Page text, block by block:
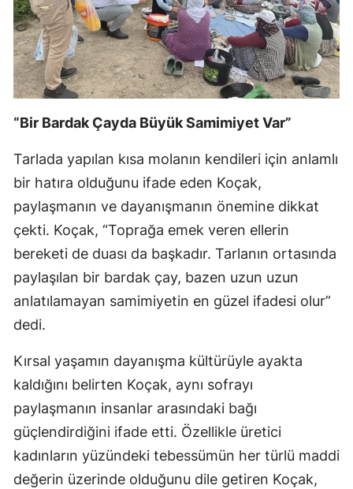
“Bir Bardak Çayda Büyük Samimiyet Var”
Tarlada yapılan kısa molanın kendileri için anlamlı
bir hatıra olduğunu ifade eden Koçak,
paylaşmanın ve dayanışmanın önemine dikkat
çekti. Koçak, “Toprağa emek veren ellerin
bereketi de duası da başkadır. Tarlanın ortasında
paylaşılan bir bardak çay, bazen uzun uzun
anlatılamayan samimiyetin en güzel ifadesi olur”
dedi.
Kırsal yaşamın dayanışma kültürüyle ayakta
kaldığını belirten Koçak, aynı sofrayı
paylaşmanın insanlar arasındaki bağı
güçlendirdiğini ifade etti. Özellikle üretici
kadınların yüzündeki tebessümün her türlü maddi
değerin üzerinde olduğunu dile getiren Koçak,